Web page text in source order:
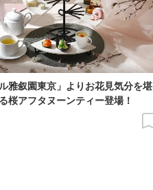
ル雅叙園東京」よりお花見気分を堪
桜アフタヌーンティー登場！